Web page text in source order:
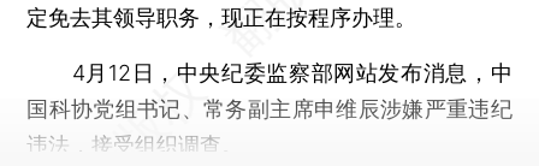
定免去其领导职务，现正在按程序办理。
4月12日，中央纪委监察部网站发布消息，中
国科协党组书记、常务副主席申维辰涉嫌严重违纪
违法，接受组织调查。